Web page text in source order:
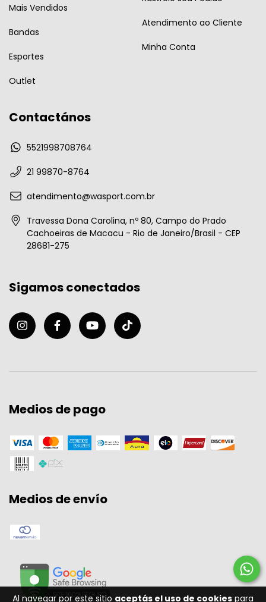
Al navegar por este sitio aceptás el uso de cookies para
Mais Vendidos
Bandas
Esportes
Outlet
Atendimento ao Cliente
Minha Conta
Contactános
5521998708764
21 99870-8764
atendimento@wasport.com.br
Travessa Dona Carolina, nº 80, Campo do Prado
Cachoeiras de Macacu - Rio de Janeiro/Brasil - CEP
28681-275
Sigamos conectados
Medios de pago
Medios de envío